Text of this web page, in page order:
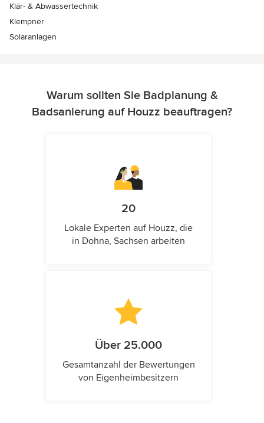
Klär- & Abwassertechnik
Klempner
Solaranlagen
Warum sollten Sie Badplanung &
Badsanierung auf Houzz beauftragen?
20
Lokale Experten auf Houzz, die
in Dohna, Sachsen arbeiten
Über 25.000
Gesamtanzahl der Bewertungen
von Eigenheimbesitzern